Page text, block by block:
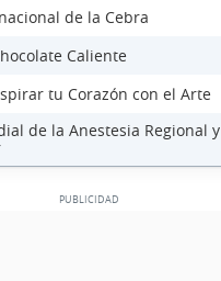
de la Cebra
Caliente
tu Corazón con el Arte
de la Anestesia Regional